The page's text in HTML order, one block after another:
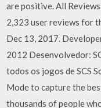
are positive. All
2,323 user reviews for
Dec 13, 2017.
2012 Desenvolvedor:
todos os jogos de SCS
Mode to capture the
thousands of people